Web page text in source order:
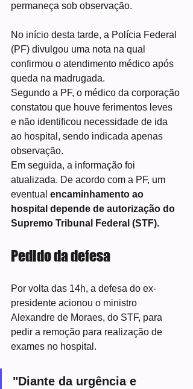
permaneça sob observação.
No início desta tarde, a Polícia Federal
(PF) divulgou uma nota na qual
confirmou o atendimento médico após
queda na madrugada.
Segundo a PF, o médico da corporação
constatou que houve ferimentos leves
e não identificou necessidade de ida
ao hospital, sendo indicada apenas
observação.
Em seguida, a informação foi
atualizada. De acordo com a PF, um
eventual encaminhamento ao
hospital depende de autorização do
Supremo Tribunal Federal (STF).
Pedido da defesa
Por volta das 14h, a defesa do ex-
presidente acionou o ministro
Alexandre de Moraes, do STF, para
pedir a remoção para realização de
exames no hospital.
"Diante da urgência e